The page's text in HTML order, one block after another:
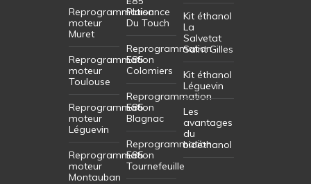
Reprogrammation
moteur
Muret
Reprogrammation
moteur
Toulouse
Reprogrammation
moteur
Léguevin
Reprogrammation
moteur
Montauban
Plaisance
Du Touch
Reprogrammation
E85
Colomiers
Reprogrammation
E85
Blagnac
Reprogrammation
E85
Tournefeuille
Kit éthanol
La
Salvetat
Saint Gilles
Kit éthanol
Léguevin
Les
avantages
du
bioéthanol